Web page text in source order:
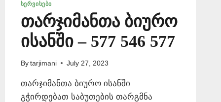
ᲡᲔᲠᲕᲘᲡᲔᲑᲘ
თარჯიმანთა ბიურო
ისანში – 577 546 577
By tarjimani July 27, 2023
თარჯიმანთა ბიურო ისანში
გჭირდებათ საბუთების თარგმნა